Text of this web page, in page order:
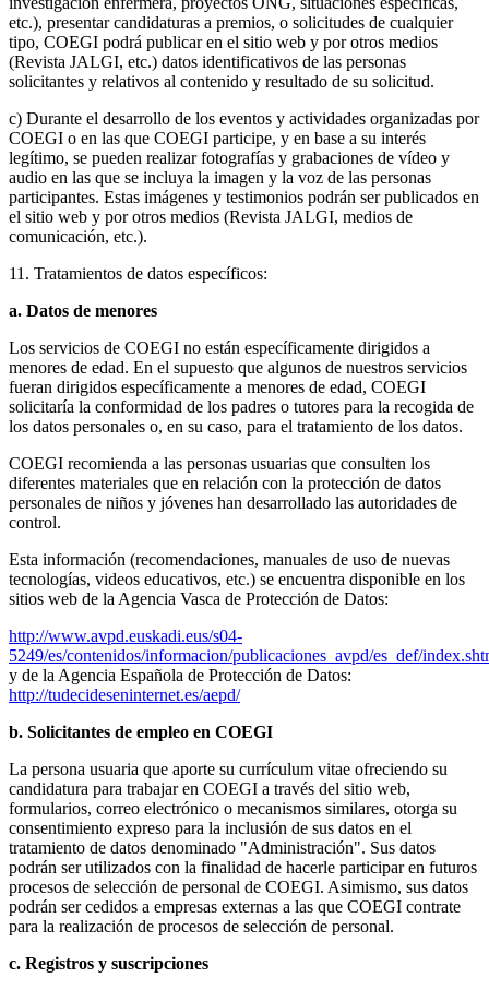
etc.), presentar candidaturas a premios, o solicitudes de cualquier
tipo, COEGI podrá publicar en el sitio web y por otros medios
(Revista JALGI, etc.) datos identificativos de las personas
solicitantes y relativos al contenido y resultado de su solicitud.
c) Durante el desarrollo de los eventos y actividades organizadas por
COEGI o en las que COEGI participe, y en base a su interés
legítimo, se pueden realizar fotografías y grabaciones de vídeo y
audio en las que se incluya la imagen y la voz de las personas
participantes. Estas imágenes y testimonios podrán ser publicados en
el sitio web y por otros medios (Revista JALGI, medios de
comunicación, etc.).
11. Tratamientos de datos específicos:
a. Datos de menores
Los servicios de COEGI no están específicamente dirigidos a
menores de edad. En el supuesto que algunos de nuestros servicios
fueran dirigidos específicamente a menores de edad, COEGI
solicitaría la conformidad de los padres o tutores para la recogida de
los datos personales o, en su caso, para el tratamiento de los datos.
COEGI recomienda a las personas usuarias que consulten los
diferentes materiales que en relación con la protección de datos
personales de niños y jóvenes han desarrollado las autoridades de
control.
Esta información (recomendaciones, manuales de uso de nuevas
tecnologías, videos educativos, etc.) se encuentra disponible en los
sitios web de la Agencia Vasca de Protección de Datos:
http://www.avpd.euskadi.eus/s04-
5249/es/contenidos/informacion/publicaciones_avpd/es_def/
y de la Agencia Española de Protección de Datos:
http://tudecideseninternet.es/aepd/
b. Solicitantes de empleo en COEGI
La persona usuaria que aporte su currículum vitae ofreciendo su
candidatura para trabajar en COEGI a través del sitio web,
formularios, correo electrónico o mecanismos similares, otorga su
consentimiento expreso para la inclusión de sus datos en el
tratamiento de datos denominado "Administración". Sus datos
podrán ser utilizados con la finalidad de hacerle participar en futuros
procesos de selección de personal de COEGI. Asimismo, sus datos
podrán ser cedidos a empresas externas a las que COEGI contrate
para la realización de procesos de selección de personal.
c. Registros y suscripciones